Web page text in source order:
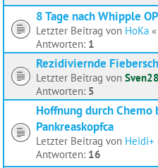
8 Tage nach Whipple
Letzter Beitrag von HoKa «
Antworten: 1
Rezidiviernde
Letzter Beitrag von Sven28
Antworten: 5
Hoffnung durch
Pankreaskopfca
Letzter Beitrag von Heidi+
Antworten: 16